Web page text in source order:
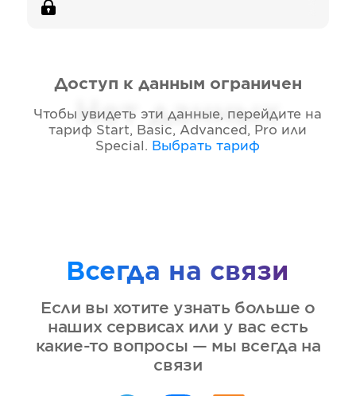
Нет данных
Доступ к данным ограничен
Чтобы увидеть эти данные, перейдите на
тариф Start, Basic, Advanced, Pro или
Special . Выбрать тариф
Всегда на связи
Если вы хотите узнать больше о
наших сервисах или у вас есть
какие-то вопросы — мы всегда на
связи